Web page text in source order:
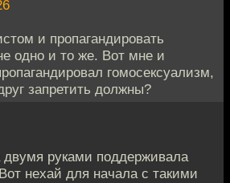
и пропагандировать
одно и то же. Вот мне и
гомосексуализм,
запретить должны?
двумя руками поддерживала
нехай для начала с такими